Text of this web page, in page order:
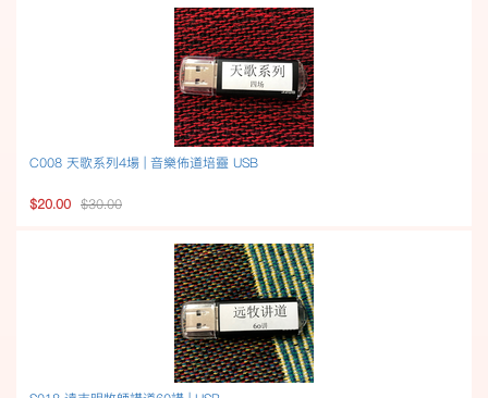
C008 天歌系列4場 | 音樂佈道培靈 USB
$20.00 $30.00